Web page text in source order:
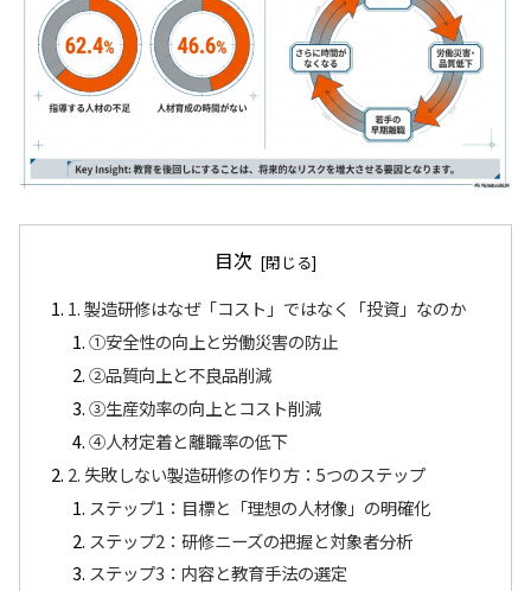
目次
1. 製造研修はなぜ「コスト」ではなく「投資」なのか
①安全性の向上と労働災害の防止
②品質向上と不良品削減
③生産効率の向上とコスト削減
④人材定着と離職率の低下
2. 失敗しない製造研修の作り方：5つのステップ
ステップ1：目標と「理想の人材像」の明確化
ステップ2：研修ニーズの把握と対象者分析
ステップ3：内容と教育手法の選定